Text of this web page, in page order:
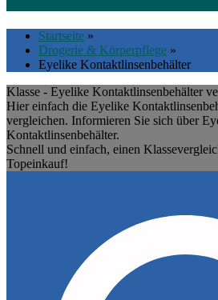
Startseite »
Drogerie & Körperpflege »
Eyelike Kontaktlinsenbehälter
Klasse - Eyelike Kontaktlinsenbehälter
Hier einfach die Eyelike
vergleichen. Informieren Sie sich über
Kontaktlinsenbehälter.
Schnell und einfach, einen
Topeinkauf!